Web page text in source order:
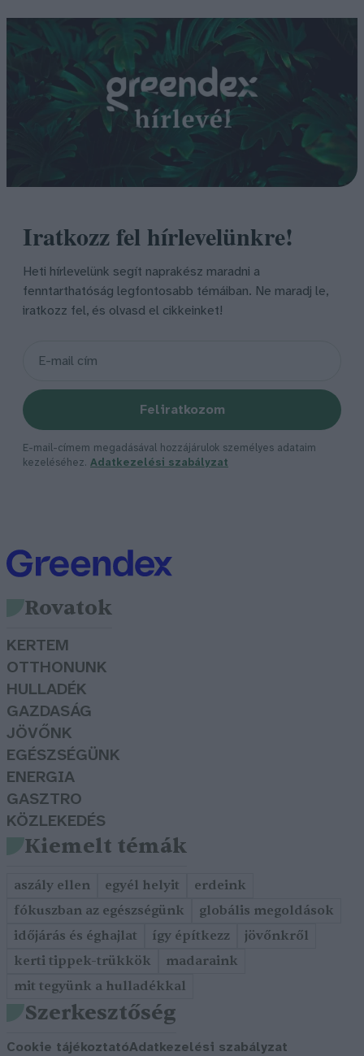
Iratkozz fel hírlevelünkre!
Heti hírlevelünk segít naprakész maradni a
fenntarthatóság legfontosabb témáiban. Ne maradj le,
iratkozz fel, és olvasd el cikkeinket!
Feliratkozom
E-mail-címem megadásával hozzájárulok személyes adataim
kezeléséhez. Adatkezelési szabályzat
Rovatok
KERTEM
OTTHONUNK
HULLADÉK
GAZDASÁG
JÖVŐNK
EGÉSZSÉGÜNK
ENERGIA
GASZTRO
KÖZLEKEDÉS
Kiemelt témák
aszály ellen egyél helyit
erdeink
fókuszban az egészségünk
globális megoldások
időjárás és éghajlat
így építkezz
jövőnkről
kerti tippek-trükkök
madaraink
mit tegyünk a hulladékkal
Szerkesztőség
Cookie tájékoztatóAdatkezelési szabályzat